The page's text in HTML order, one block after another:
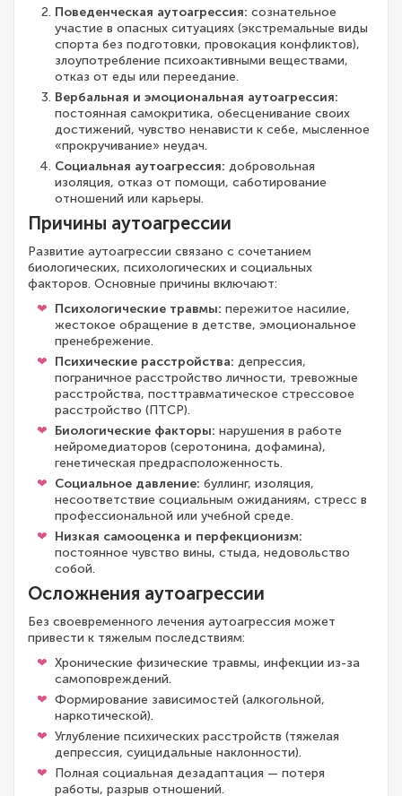
Поведенческая аутоагрессия: сознательное
участие в опасных ситуациях (экстремальные виды
спорта без подготовки, провокация конфликтов),
злоупотребление психоактивными веществами,
отказ от еды или переедание.
Вербальная и эмоциональная аутоагрессия:
постоянная самокритика, обесценивание своих
достижений, чувство ненависти к себе, мысленное
«прокручивание» неудач.
Социальная аутоагрессия: добровольная
изоляция, отказ от помощи, саботирование
отношений или карьеры.
Причины аутоагрессии
Развитие аутоагрессии связано с сочетанием
биологических, психологических и социальных
факторов. Основные причины включают:
Психологические травмы: пережитое насилие,
жестокое обращение в детстве, эмоциональное
пренебрежение.
Психические расстройства: депрессия,
пограничное расстройство личности, тревожные
расстройства, посттравматическое стрессовое
расстройство (ПТСР).
Биологические факторы: нарушения в работе
нейромедиаторов (серотонина, дофамина),
генетическая предрасположенность.
Социальное давление: буллинг, изоляция,
несоответствие социальным ожиданиям, стресс в
профессиональной или учебной среде.
Низкая самооценка и перфекционизм:
постоянное чувство вины, стыда, недовольство
собой.
Осложнения аутоагрессии
Без своевременного лечения аутоагрессия может
привести к тяжелым последствиям:
Хронические физические травмы, инфекции из-за
самоповреждений.
Формирование зависимостей (алкогольной,
наркотической).
Углубление психических расстройств (тяжелая
депрессия, суицидальные наклонности).
Полная социальная дезадаптация — потеря
работы, разрыв отношений.